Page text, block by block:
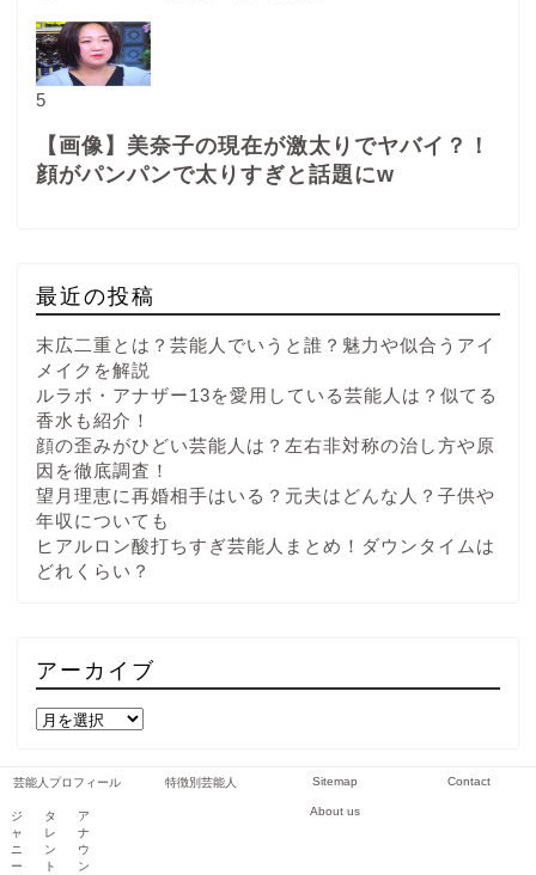
5
【画像】美奈子の現在が激太りでヤバイ？！
顔がパンパンで太りすぎと話題にw
最近の投稿
末広二重とは？芸能人でいうと誰？魅力や似合うアイ
メイクを解説
ルラボ・アナザー13を愛用している芸能人は？似てる
香水も紹介！
顔の歪みがひどい芸能人は？左右非対称の治し方や原
因を徹底調査！
望月理恵に再婚相手はいる？元夫はどんな人？子供や
年収についても
ヒアルロン酸打ちすぎ芸能人まとめ！ダウンタイムは
どれくらい？
アーカイブ
免責事項
芸能人プロフィール
ジ
ャ
ニ
ー
タ
レ
ン
ト
ア
ナ
ウ
ン
特徴別芸能人 Sitemap Contact
About us